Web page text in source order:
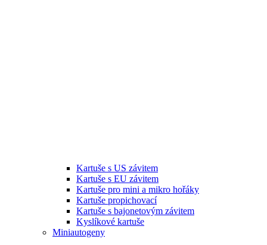
Kartuše s US závitem
Kartuše s EU závitem
Kartuše pro mini a mikro hořáky
Kartuše propichovací
Kartuše s bajonetovým závitem
Kyslíkové kartuše
Miniautogeny